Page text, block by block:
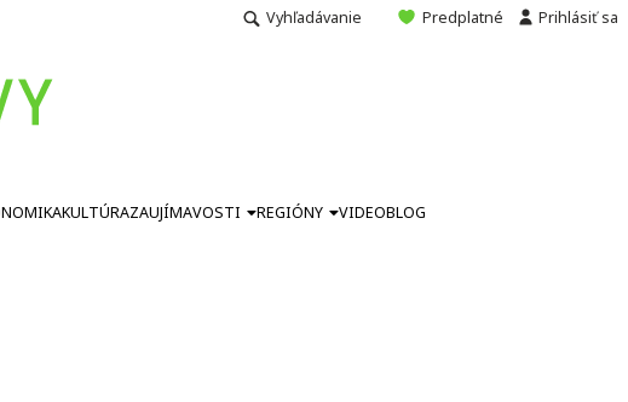
Vyhľadávanie Predplatné Prihlásiť sa
KULTÚRAZAUJÍMAVOSTI REGIÓNY VIDEOBLOG